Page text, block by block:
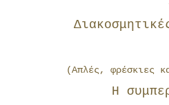
(Απλές, φρέσκιες
Η